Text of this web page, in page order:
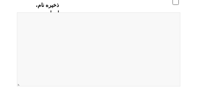
ذخیره نام،
ایمیل و